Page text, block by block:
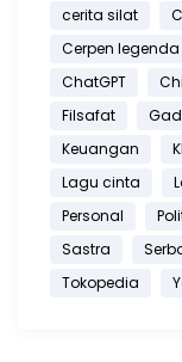
cerita silat
Cerpen legenda
ChatGPT
Filsafat
Keuangan
Lagu cinta
Personal
Sastra
Tokopedia